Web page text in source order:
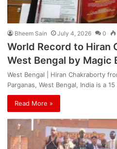
Bheem Sain July 4, 2026 0
World Record to Hiran
West Bengal by Magic
West Bengal | Hiran Chakraborty
Parganas, West Bengal, India is a
Read More »